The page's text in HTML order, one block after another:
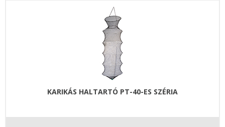
KARIKÁS HALTARTÓ PT-40-ES SZÉRIA